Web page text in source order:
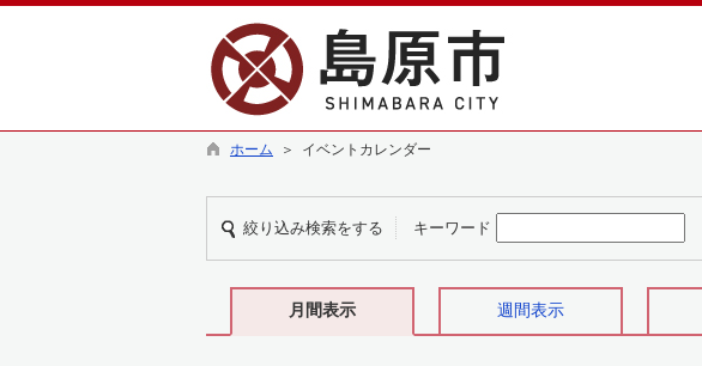
ホーム ＞ イベントカレンダー
絞り込み検索をする キーワード
月間表示 週間表示